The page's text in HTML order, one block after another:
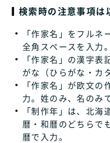
検索時の注意事項は
「作家名」をフル
全角スペースを入力
「作家名」の漢字
がな（ひらがな・カ
「作家名」が欧文
力。姓のみ、名のみ
「制作年」は、北
暦・和暦のどちらで
暦で入力。